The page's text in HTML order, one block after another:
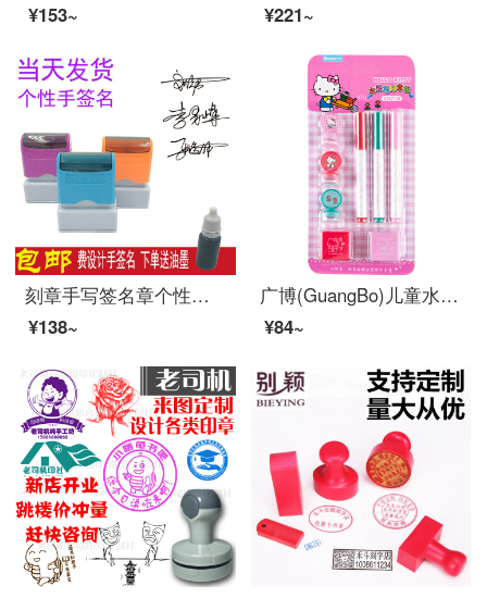
¥153~
¥221~
刻章手写签名章个性艺术定刻签字手签章名字姓名印章签名神器定做 30*10MM(外壳随机）
¥138~
广博(GuangBo)儿童水彩笔印章绘画笔学生画笔画具用品 凯蒂猫KT87120
¥84~